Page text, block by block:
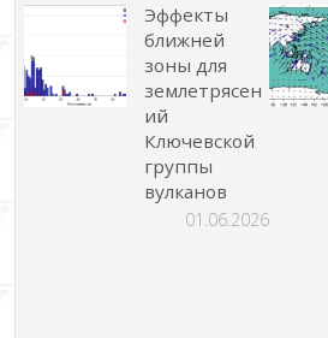
Эффекты
ближней
зоны для
землетрясен
ий
Ключевской
группы
вулканов
01.06.2026